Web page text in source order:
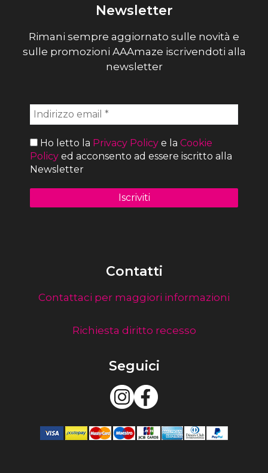
Newsletter
Rimani sempre aggiornato sulle novità e
sulle promozioni AAAmaze iscrivendoti alla
newsletter
Ho letto la Privacy Policy e la Cookie
Policy ed acconsento ad essere iscritto alla
Newsletter
Contatti
Contattaci per maggiori informazioni
Richiesta diritto recesso
Seguici